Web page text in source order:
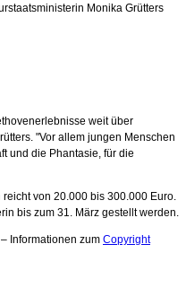
Monika Grütters
weit über
"Vor allem jungen Menschen
und die Phantasie, für die
von 20.000 bis 300.000 Euro.
bis zum 31. März gestellt werden.
Informationen zum Copyright